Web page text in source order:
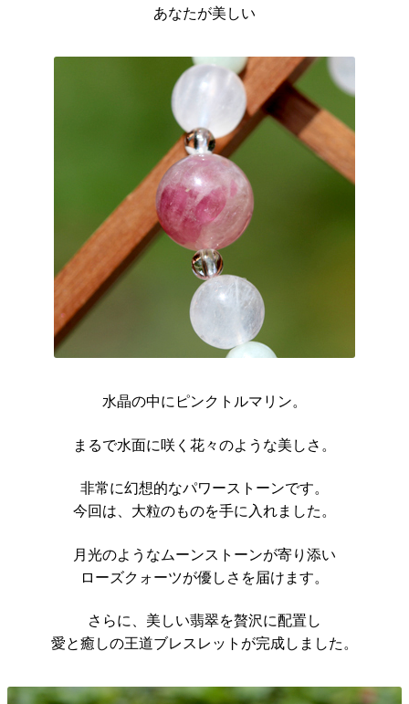
あなたが美しい
水晶の中にピンクトルマリン。
まるで水面に咲く花々のような美しさ。
非常に幻想的なパワーストーンです。
今回は、大粒のものを手に入れました。
月光のようなムーンストーンが寄り添い
ローズクォーツが優しさを届けます。
さらに、美しい翡翠を贅沢に配置し
愛と癒しの王道ブレスレットが完成しました。